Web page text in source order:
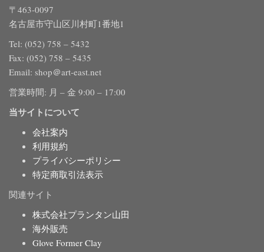
〒463-0097
名古屋市守山区川村町1番地1
Tel: (052) 758 – 5432
Fax: (052) 758 – 5435
Email: shop＠art-east.net
営業時間: 月 – 金 9:00 – 17:00
当サイトについて
会社案内
利用規約
プライバシーポリシー
特定商取引法表示
関連サイト
株式会社プランタン山田
海外販売
Glove Former Clay